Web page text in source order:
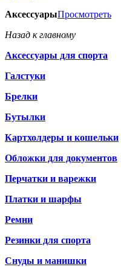
АксессуарыПросмотреть
Назад к главному
Аксессуары для спорта
Галстуки
Брелки
Бутылки
Картхолдеры и кошельки
Обложки для документов
Перчатки и варежки
Платки и шарфы
Ремни
Резинки для спорта
Снуды и манишки